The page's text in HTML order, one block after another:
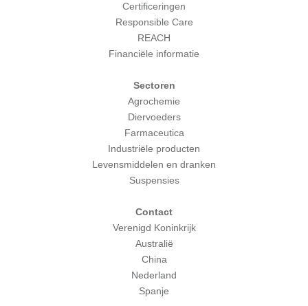
Certificeringen
Responsible Care
REACH
Financiële informatie
Sectoren
Agrochemie
Diervoeders
Farmaceutica
Industriële producten
Levensmiddelen en dranken
Suspensies
Contact
Verenigd Koninkrijk
Australië
China
Nederland
Spanje